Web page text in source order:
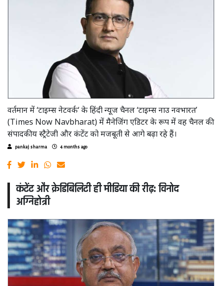
वर्तमान में ‘टाइम्स नेटवर्क‘ के हिंदी न्यूज चैनल ‘टाइम्स नाउ नवभारत’
(Times Now Navbharat) में मैनेजिंग एडिटर के रूप में वह चैनल की
संपादकीय स्ट्रैटेजी और कंटेंट को मजबूती से आगे बढ़ा रहे हैं।
pankaj sharma 4 months ago
कंटेंट और क्रेडिबिलिटी ही मीडिया की रीढ़: विनोद
अग्निहोत्री